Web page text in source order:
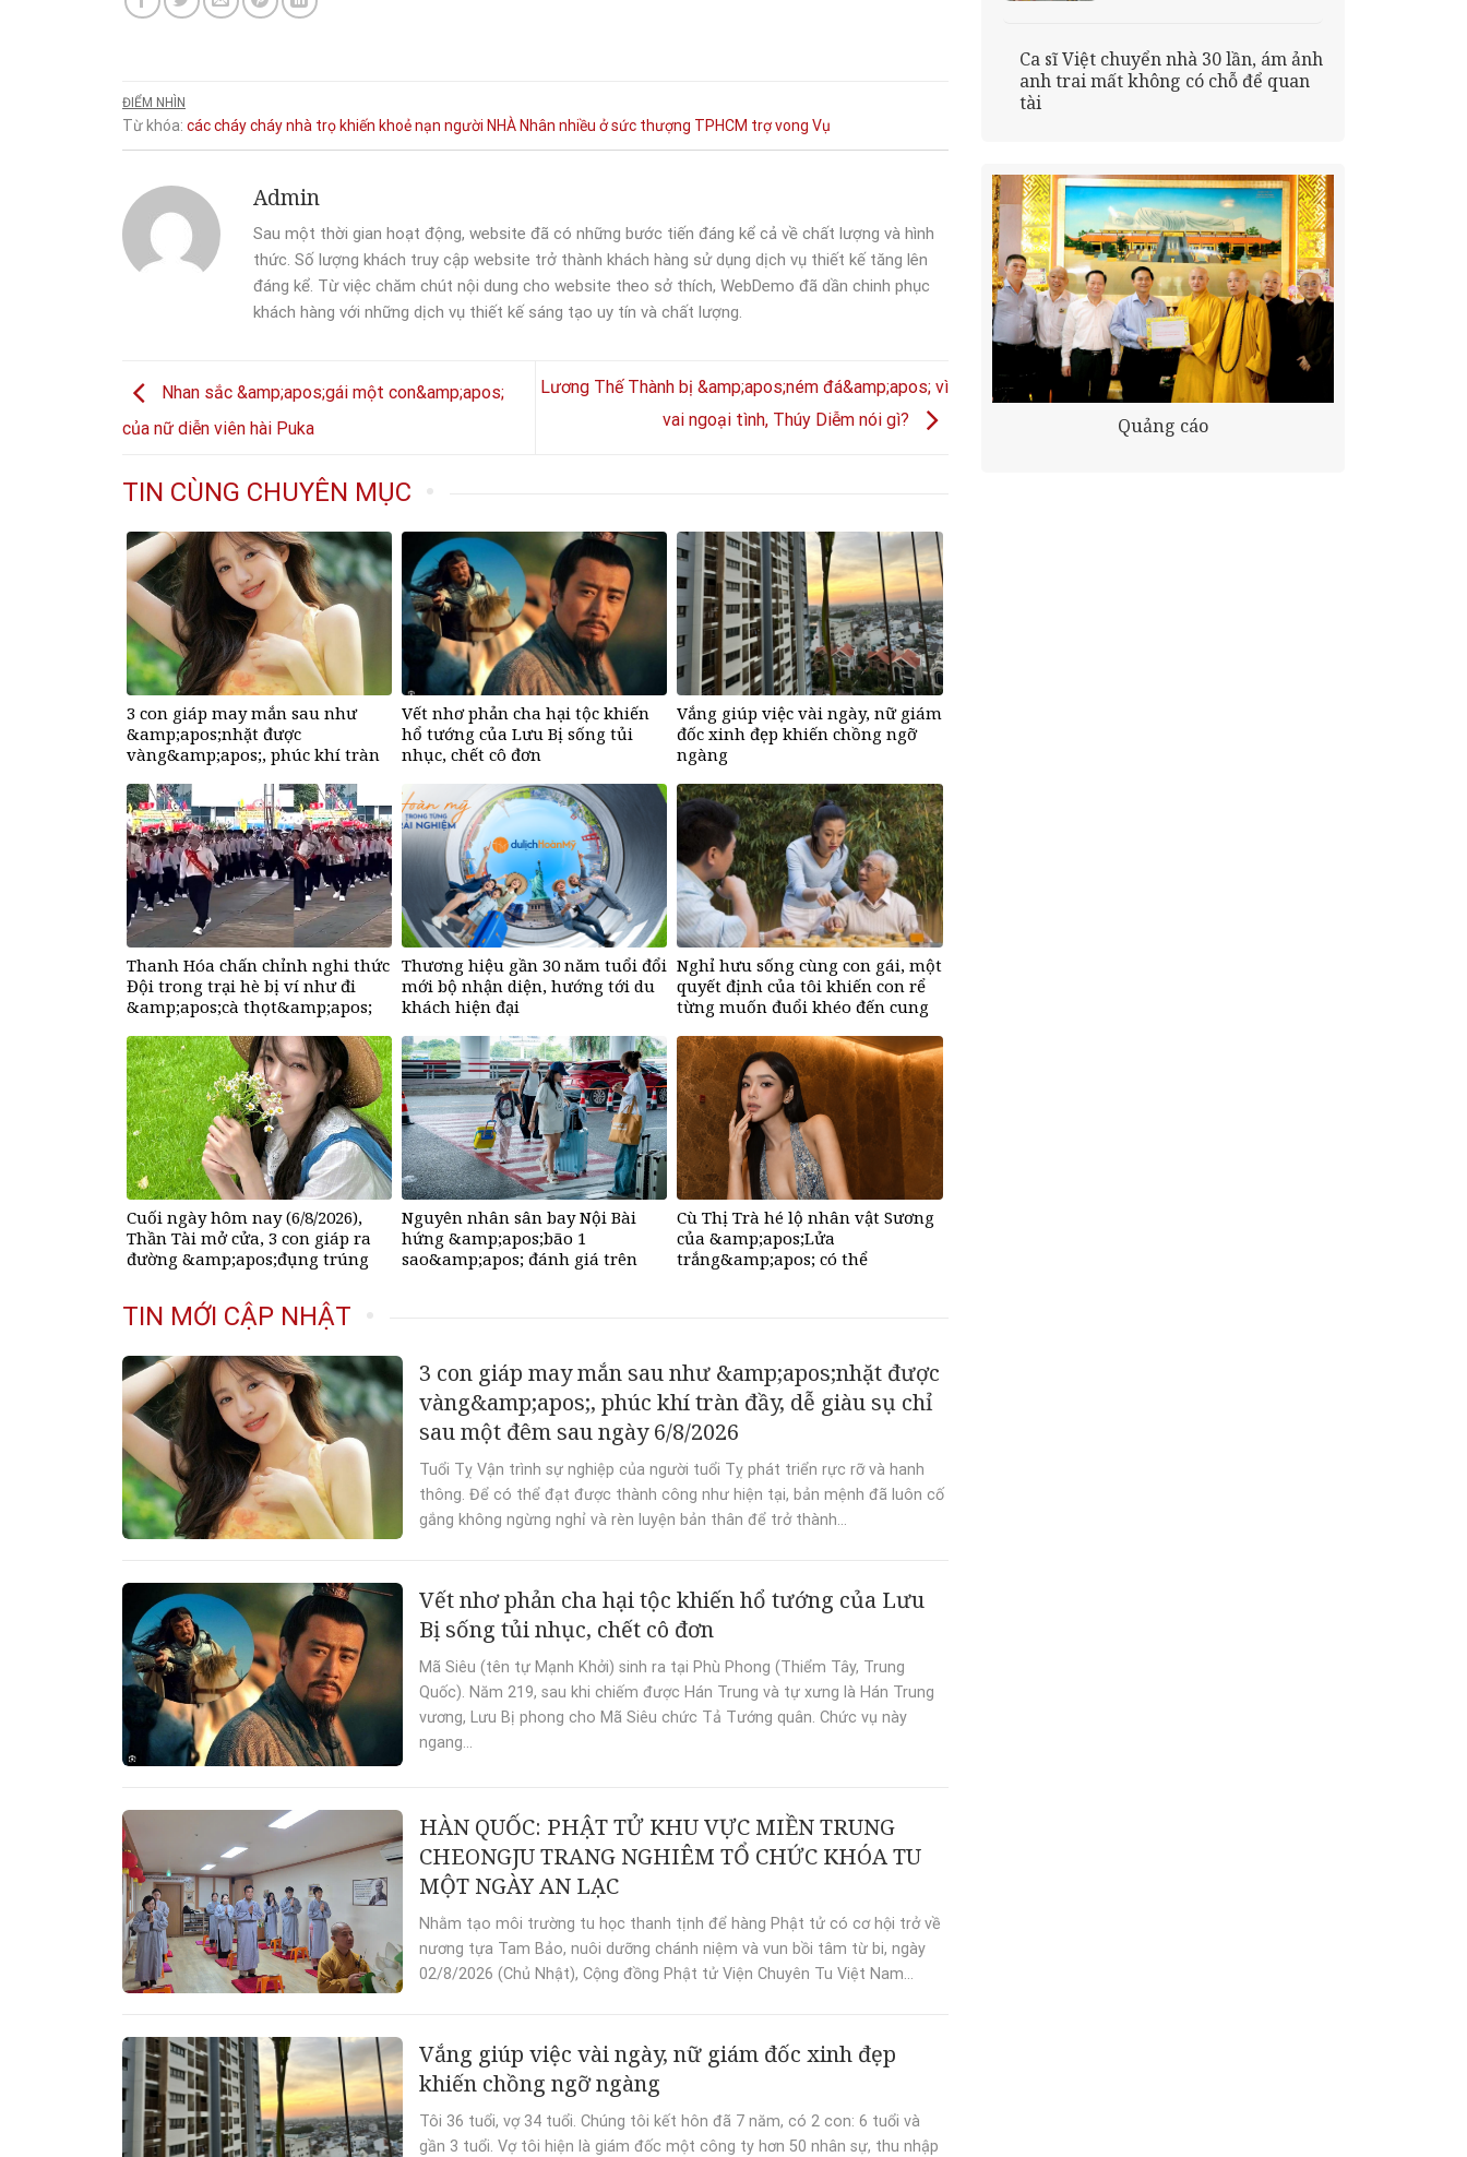
ĐIỂM NHÌN
Từ khóa: cáccháycháy nhà trọ khiến khoẻnạn người NHÀ Nhân nhiều ởsức thượng TPHCM trợvong Vụ
Admin
Sau một thời gian hoạt động, website đã có những bước tiến đáng kể cả về chất lượng và hình
thức. Số lượng khách truy cập website trở thành khách hàng sử dụng dịch vụ thiết kế tăng lên
đáng kể. Từ việc chăm chút nội dung cho website theo sở thích, WebDemo đã dần chinh phục
khách hàng với những dịch vụ thiết kế sáng tạo uy tín và chất lượng.
Nhan sắc &amp;apos;gái một con&amp;apos;
của nữ diễn viên hài Puka
Lương Thế Thành bị &amp;apos;ném đá&amp;apos; vì
vai ngoại tình, Thúy Diễm nói gì?
TIN CÙNG CHUYÊN MỤC
3 con giáp may mắn sau như
&amp;apos;nhặt được
vàng&amp;apos;, phúc khí tràn
sau ngày 6/8/2026
Vết nhơ phản cha hại tộc khiến
hổ tướng của Lưu Bị sống tủi
nhục, chết cô đơn
Vắng giúp việc vài ngày, nữ giám
đốc xinh đẹp khiến chồng ngỡ
ngàng
Thanh Hóa chấn chỉnh nghi thức
Đội trong trại hè bị ví như đi
&amp;apos;cà thọt&amp;apos;
Thương hiệu gần 30 năm tuổi đổi
mới bộ nhận diện, hướng tới du
khách hiện đại
Nghỉ hưu sống cùng con gái, một
quyết định của tôi khiến con rể
từng muốn đuổi khéo đến cung
Cuối ngày hôm nay (6/8/2026),
Thần Tài mở cửa, 3 con giáp ra
đường &amp;apos;đụng trúng
đếm tiền, giàu nứt đố đổ vách
Nguyên nhân sân bay Nội Bài
hứng &amp;apos;bão 1
sao&amp;apos; đánh giá trên
Cù Thị Trà hé lộ nhân vật Sương
của &amp;apos;Lửa
trắng&amp;apos; có thể
TIN MỚI CẬP NHẬT
3 con giáp may mắn sau như &amp;apos;nhặt được
vàng&amp;apos;, phúc khí tràn đầy, dễ giàu sụ chỉ
sau một đêm sau ngày 6/8/2026
Tuổi Tỵ Vận trình sự nghiệp của người tuổi Tỵ phát triển rực rỡ và hanh
thông. Để có thể đạt được thành công như hiện tại, bản mệnh đã luôn cố
gắng không ngừng nghỉ và rèn luyện bản thân để trở thành...
Vết nhơ phản cha hại tộc khiến hổ tướng của Lưu
Bị sống tủi nhục, chết cô đơn
Mã Siêu (tên tự Mạnh Khởi) sinh ra tại Phù Phong (Thiểm Tây, Trung
Quốc). Năm 219, sau khi chiếm được Hán Trung và tự xưng là Hán Trung
vương, Lưu Bị phong cho Mã Siêu chức Tả Tướng quân. Chức vụ này
ngang...
HÀN QUỐC: PHẬT TỬ KHU VỰC MIỀN TRUNG
CHEONGJU TRANG NGHIÊM TỔ CHỨC KHÓA TU
MỘT NGÀY AN LẠC
Nhằm tạo môi trường tu học thanh tịnh để hàng Phật tử có cơ hội trở về
nương tựa Tam Bảo, nuôi dưỡng chánh niệm và vun bồi tâm từ bi, ngày
02/8/2026 (Chủ Nhật), Cộng đồng Phật tử Viện Chuyên Tu Việt Nam...
Vắng giúp việc vài ngày, nữ giám đốc xinh đẹp
khiến chồng ngỡ ngàng
Tôi 36 tuổi, vợ 34 tuổi. Chúng tôi kết hôn đã 7 năm, có 2 con: 6 tuổi và
gần 3 tuổi. Vợ tôi hiện là giám đốc một công ty hơn 50 nhân sự, thu nhập
Ca sĩ Việt chuyển nhà 30 lần, ám ảnh
anh trai mất không có chỗ để quan
tài
Quảng cáo